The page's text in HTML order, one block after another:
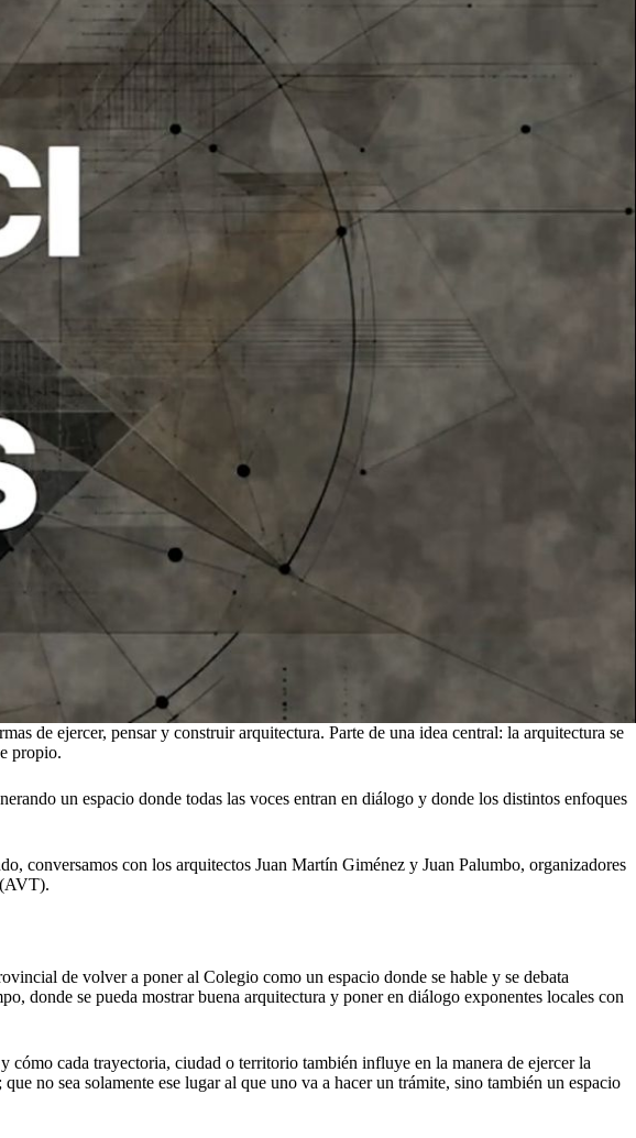
de ejercer, pensar y construir arquitectura. Parte de una idea central: la arquitectura se
propio.
un espacio donde todas las voces entran en diálogo y donde los distintos enfoques
conversamos con los arquitectos Juan Martín Giménez y Juan Palumbo, organizadores
de volver a poner al Colegio como un espacio donde se hable y se debata
donde se pueda mostrar buena arquitectura y poner en diálogo exponentes locales con
cómo cada trayectoria, ciudad o territorio también influye en la manera de ejercer la
no sea solamente ese lugar al que uno va a hacer un trámite, sino también un espacio